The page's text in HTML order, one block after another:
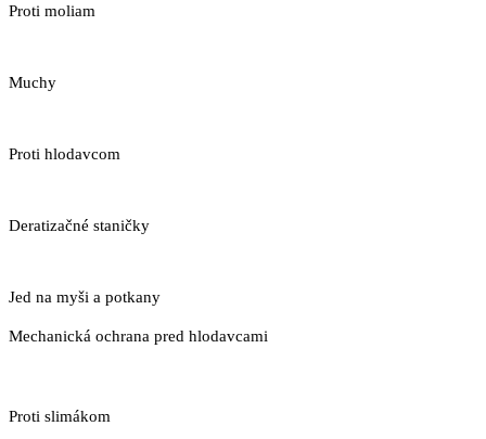
Proti moliam
Muchy
Proti hlodavcom
Deratizačné staničky
Jed na myši a potkany
Mechanická ochrana pred hlodavcami
Proti slimákom